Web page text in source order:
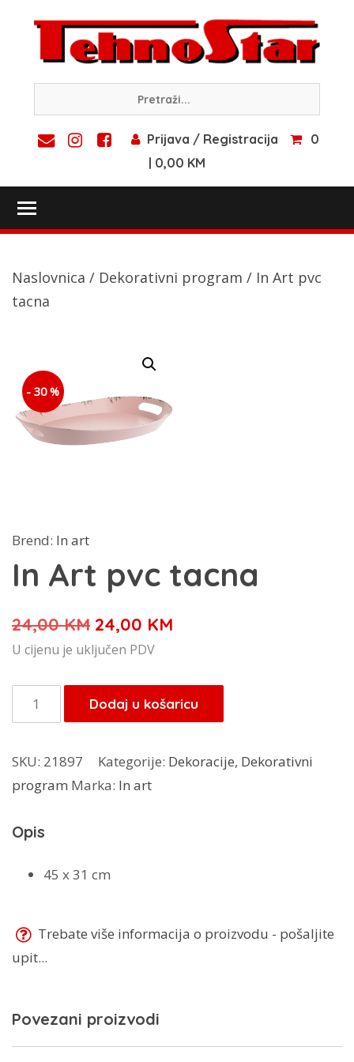
content
Prijava / Registracija
0
| 0,00 KM
Naslovnica / Dekorativni program / In Art pvc
tacna
- 30 %
Brend: In art
In Art pvc tacna
24,00KM Izvorna
cijena
je:
24,00 KM.
24,00 KM
24,00 KM.
U cijenu je uključen PDV
Art
tacna
količina
Dodaj u košaricu
SKU: 21897 Kategorije: Dekoracije, Dekorativni
program Marka: In art
Opis
45 x 31 cm
Trebate više informacija o proizvodu - pošaljite
upit...
Povezani proizvodi